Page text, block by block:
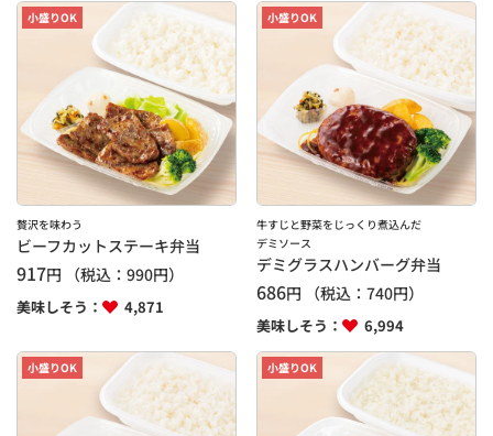
小盛りOK
贅沢を味わう
ビーフカットステーキ弁当
917円 （税込： 990円）
美味しそう： 4,871
小盛りOK
牛すじと野菜をじっくり煮込んだ
デミソース
デミグラスハンバーグ弁当
686円 （税込：740円）
美味しそう： 6,994
小盛りOK 小盛りOK